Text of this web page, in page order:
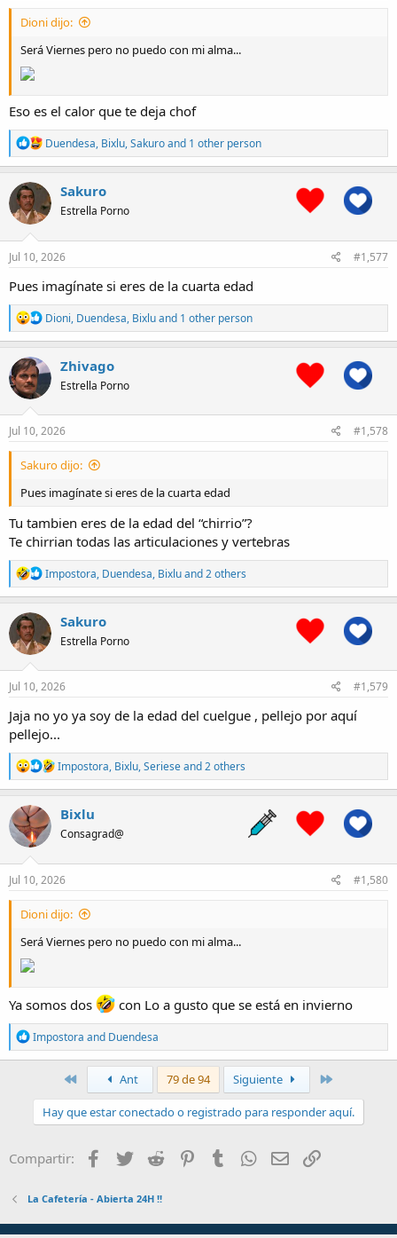
Dioni dijo:
Será Viernes pero no puedo con mi alma...
Eso es el calor que te deja chof
R
e
a
c
t
i
n
s
Duendesa, Bixlu,Sakuroand 1 other person
Sakuro
Estrella Porno
Jul 10, 2026 #1,577
Pues imagínate si eres de la cuarta edad
R
e
a
t
i
n
s
Dioni, Duendesa, Bixluand 1 other person
Zhivago
Estrella Porno
Jul 10, 2026 #1,578
Sakuro dijo:
Pues imagínate si eres de la cuarta edad
Tu tambien eres de la edad del “chirrio”?
Te chirrian todas las articulaciones y vertebras
R
e
a
c
t
i
n
s
Impostora, Duendesa, Bixluand 2 others
Sakuro
Estrella Porno
Jul 10, 2026 #1,579
Jaja no yo ya soy de la edad del cuelgue , pellejo por aquí
pellejo...
R
e
a
c
n
s
Impostora, Bixlu,Serieseand 2 others
Bixlu
Consagrad@
Jul 10, 2026 #1,580
Dioni dijo:
Será Viernes pero no puedo con mi alma...
Ya somos dos con Lo a gusto que se está en invierno
R
e
a
o
:
Impostora and Duendesa
PrimeroAnt 79 de 94 Siguiente
Hay que estar conectado o registrado para responder aquí.
Compartir: Facebook
Twitter Reddit PinterestTumblrWhatsApp
Email
La Cafetería - Abierta 24H !!